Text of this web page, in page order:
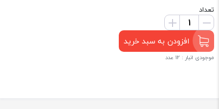
تعداد
افزودن به سبد خرید
موجودی انبار : 12 عدد